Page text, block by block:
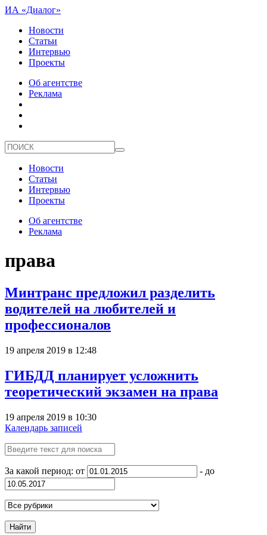
ИА «Диалог»
Новости
Статьи
Интервью
Проекты
Об агентстве
Реклама
Новости
Статьи
Интервью
Проекты
Об агентстве
Реклама
права
Минтранс предложил разделить
водителей на любителей и
профессионалов
19 апреля 2019 в 12:48
ГИБДД планирует усложнить
теоретический экзамен на права
19 апреля 2019 в 10:30
Календарь записей
За какой период: от - до
Найти